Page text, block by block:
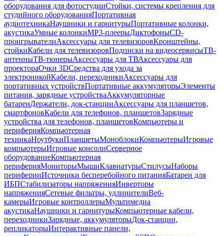
оборудования для фотостудииСтойки, системы крепления для
студийного оборудованияПортативная
аудиотехникаНаушники и гарнитурыПортативные колонки,
акустикаУмные колонкиMP3-плеерыДиктофоныCD-
проигрывателиАксессуары для телевизоровКронштейны,
стойкиКабели для телевизоровПодписки на видеосервисыТВ-
антенныТВ-тюнерыАксессуары для ТВАксессуары для
проектораОчки 3DСредства для ухода за
электроникойКабели, переходникиАксессуары для
портативных устройствПортативные аккумуляторыЭлементы
питания, зарядные устройстваАккумуляторные
батареиДержатели, док-станцииАксессуары для планшетов,
смартфоновКабели для телефонов, планшетовЗарядные
устройства для телефонов, планшетовКомпьютеры и
периферияКомпьютерная
техникаНоутбукиПланшетыМоноблокиКомпьютерыИгровые
компьютерыИгровые консолиСерверное
оборудованиеКомпьютерная
периферияМониторыМышиКлавиатурыСтилусыНаборы
периферииИсточники бесперебойного питанияБатареи для
ИБПСтабилизаторы напряженияИнверторы
напряженияСетевые фильтры, удлинителиВеб-
камерыИгровые контроллерыМультимедиа
акустикаНаушники и гарнитурыКомпьютерные кабели,
переходникиЗарядные, аккумуляторыДок-станции,
репликаторыИнтерактивные панели,